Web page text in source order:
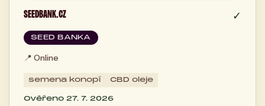
SEEDBANK.CZ ✓
SEED BANKA
📍 Online
semena konopí CBD oleje
Ověřeno 27. 7. 2026